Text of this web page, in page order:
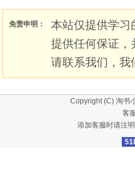
免责申明：
本站仅提供学习
提供任何保证，
请联系我们，我
Copyright (C) 淘书
客
添加客服时请注